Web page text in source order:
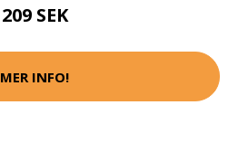
209 SEK
MER INFO!